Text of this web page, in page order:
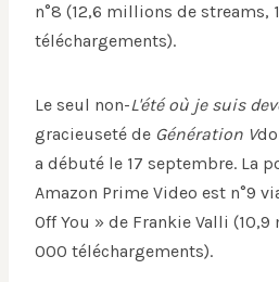
n°8 (12,6 millions de streams,
téléchargements).
Le seul non-L'été où je suis
gracieuseté de Génération V
a débuté le 17 septembre. La
Amazon Prime Video est n°9
Off You » de Frankie Valli
000 téléchargements).